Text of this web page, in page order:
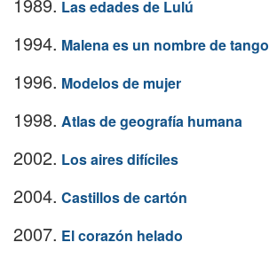
Las edades de Lulú
1994. Malena es un nombre de tango
1996. Modelos de mujer
1998. Atlas de geografía humana
2002. Los aires difíciles
2004. Castillos de cartón
2007. El corazón helado